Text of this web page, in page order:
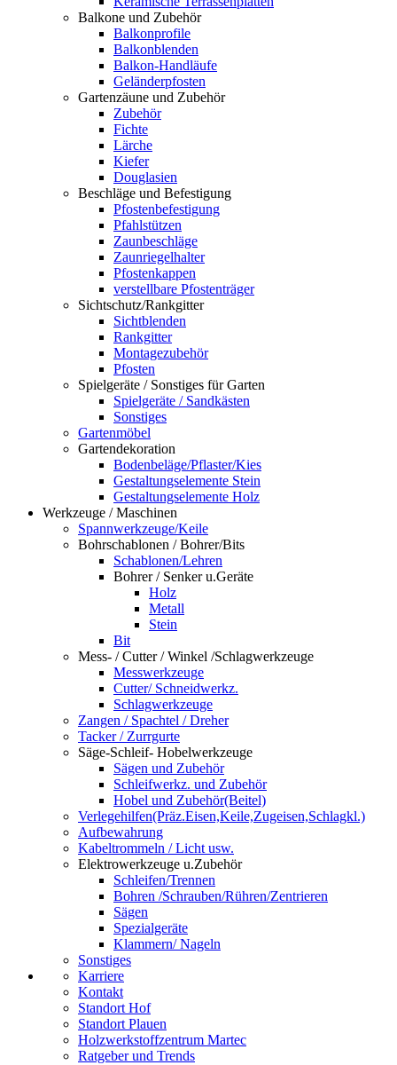
Balkone und Zubehör
Balkonprofile
Balkonblenden
Balkon-Handläufe
Geländerpfosten
Gartenzäune und Zubehör
Zubehör
Fichte
Lärche
Kiefer
Douglasien
Beschläge und Befestigung
Pfostenbefestigung
Pfahlstützen
Zaunbeschläge
Zaunriegelhalter
Pfostenkappen
verstellbare Pfostenträger
Sichtschutz/Rankgitter
Sichtblenden
Rankgitter
Montagezubehör
Pfosten
Spielgeräte / Sonstiges für Garten
Spielgeräte / Sandkästen
Sonstiges
Gartenmöbel
Gartendekoration
Bodenbeläge/Pflaster/Kies
Gestaltungselemente Stein
Gestaltungselemente Holz
Werkzeuge / Maschinen
Spannwerkzeuge/Keile
Bohrschablonen / Bohrer/Bits
Schablonen/Lehren
Bohrer / Senker u.Geräte
Holz
Metall
Stein
Bit
Mess- / Cutter / Winkel /Schlagwerkzeuge
Messwerkzeuge
Cutter/ Schneidwerkz.
Schlagwerkzeuge
Zangen / Spachtel / Dreher
Tacker / Zurrgurte
Säge-Schleif- Hobelwerkzeuge
Sägen und Zubehör
Schleifwerkz. und Zubehör
Hobel und Zubehör(Beitel)
Verlegehilfen(Präz.Eisen,Keile,Zugeisen,Schlagkl.)
Aufbewahrung
Kabeltrommeln / Licht usw.
Elektrowerkzeuge u.Zubehör
Schleifen/Trennen
Bohren /Schrauben/Rühren/Zentrieren
Sägen
Spezialgeräte
Klammern/ Nageln
Sonstiges
Karriere
Kontakt
Standort Hof
Standort Plauen
Holzwerkstoffzentrum Martec
Ratgeber und Trends